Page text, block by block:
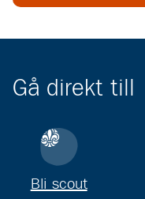
Gå direkt till
Bli scout